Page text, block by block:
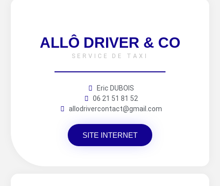
ALLÔ DRIVER & CO
SERVICE DE TAXI
Eric DUBOIS
06 21 51 81 52
allodrivercontact@gmail.com
SITE INTERNET